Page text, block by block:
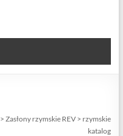
>Zasłony rzymskie REV > rzymskie
katalog